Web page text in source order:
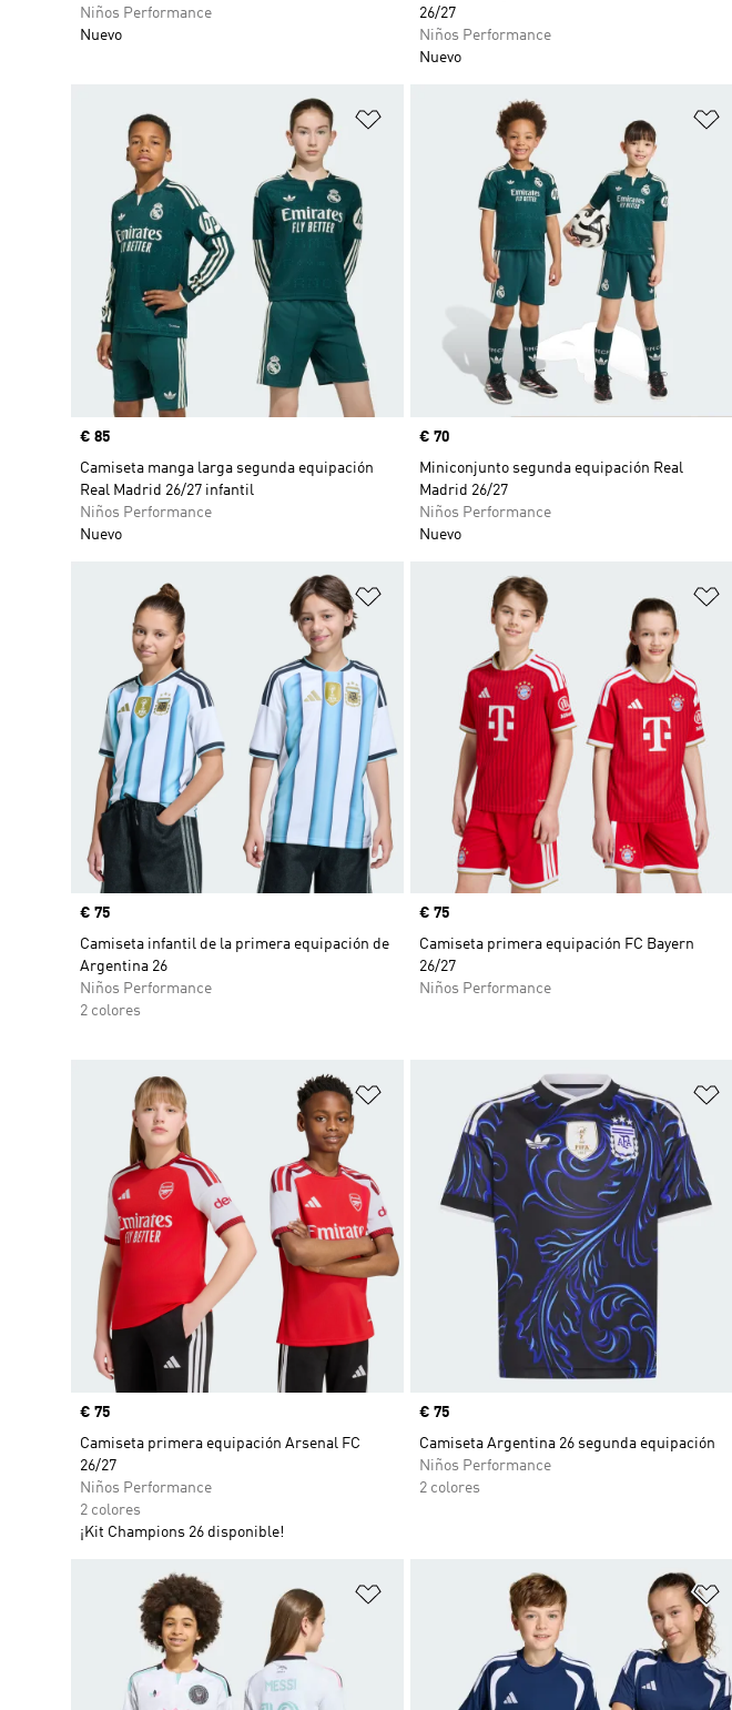
Niños Performance
Nuevo
26/27
Niños Performance
Nuevo
Añadir a la lista de deseos
Precio
€ 85
Camiseta manga larga segunda equipación
Real Madrid 26/27 infantil
Niños Performance
Nuevo
Precio
€ 70
Miniconjunto segunda equipación Real
Madrid 26/27
Niños Performance
Nuevo
Añadir a la lista de deseos
Precio
€ 75
Camiseta infantil de la primera equipación de
Argentina 26
Niños Performance
2 colores
Precio
€ 75
Camiseta primera equipación FC Bayern
26/27
Niños Performance
Añadir a la lista de deseos
Precio
€ 75
Camiseta primera equipación Arsenal FC
26/27
Niños Performance
2 colores
¡Kit Champions 26 disponible!
Precio
€ 75
Camiseta Argentina 26 segunda equipación
Niños Performance
2 colores
Añadir a la lista de deseos